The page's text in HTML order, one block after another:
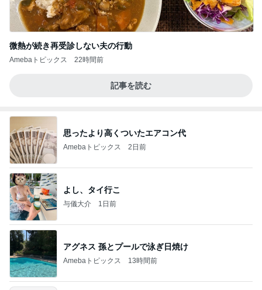
微熱が続き再受診しない夫の行動
Amebaトピックス 22時間前
記事を読む
思ったより高くついたエアコン代
Amebaトピックス 2日前
よし、タイ行こ
与儀大介 1日前
アグネス 孫とプールで泳ぎ日焼け
Amebaトピックス 13時間前